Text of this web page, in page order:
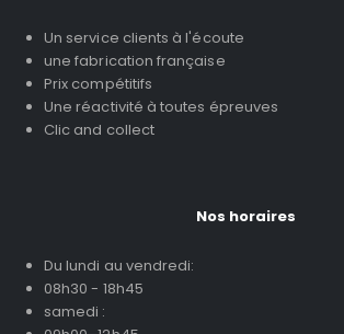
Un service clients à l'écoute
une fabrication française
Prix compétitifs
Une réactivité à toutes épreuves
Clic and collect
Nos horaires
Du lundi au vendredi:
08h30 - 18h45
samedi :